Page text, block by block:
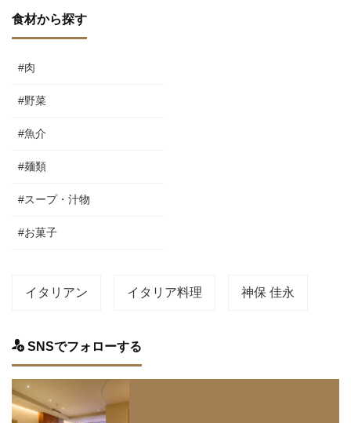
食材から探す
#肉
#野菜
#魚介
#麺類
#スープ・汁物
#お菓子
イタリアン イタリア料理 神保 佳永
SNSでフォローする